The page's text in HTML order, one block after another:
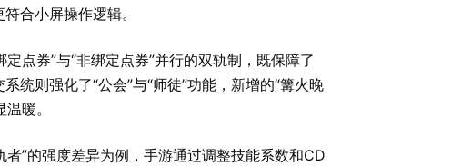
合小屏操作逻辑。
点券”与“非绑定点券”并行的双轨制，既保障了
统则强化了“公会”与“师徒”功能，新增的“篝火晚
暖。
”的强度差异为例，手游通过调整技能系数和CD